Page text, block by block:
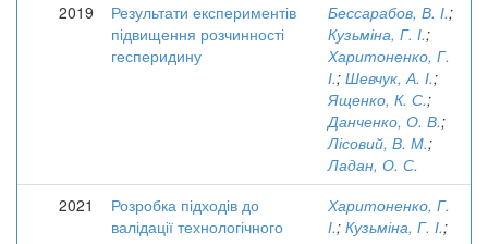
2019
Результати експериментів
підвищення розчинності
гесперидину
Бессарабов, В. І.;
Кузьміна, Г. І.;
Харитоненко, Г.
І.; Шевчук, А. І.;
Ященко, К. С.;
Данченко, О. В.;
Лісовий, В. М.;
Ладан, О. С.
2021
Розробка підходів до
валідації технологічного
Харитоненко, Г.
І.; Кузьміна, Г. І.;